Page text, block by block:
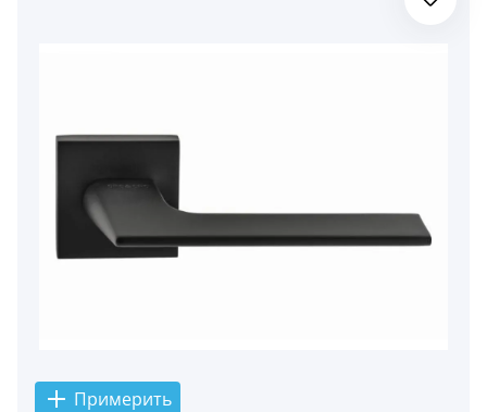
Примерить